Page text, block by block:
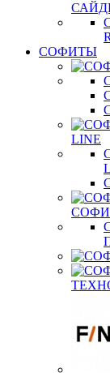
СОФИТЫ
LINE